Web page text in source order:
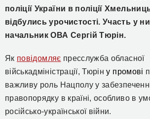
поліції України в поліції
відбулись урочистості. Участь у
начальник ОВА Сергій Тюрін.
Як повідомляє пресслужба обласної
військадміністрації, Тюріну промові
важливу роль Нацполу у
правопорядку в країні, особливо в
російсько-української війни.